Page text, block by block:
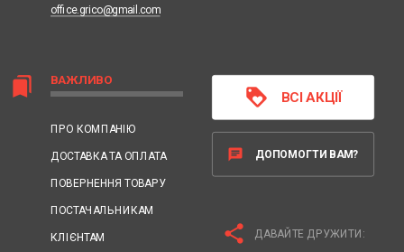
bookmarks ВАЖЛИВО
ПРО КОМПАНІЮ
ДОСТАВКА ТА ОПЛАТА
ПОВЕРНЕННЯ ТОВАРУ
ПОСТАЧАЛЬНИКАМ
КЛІЄНТАМ
office.grico@gmail.com
loyalty ВСІ АКЦІЇ
chat ДОПОМОГТИ ВАМ?
share ДАВАЙТЕ ДРУЖИТИ: